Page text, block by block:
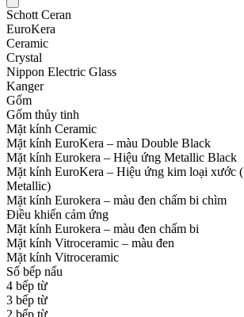
Schott Ceran
EuroKera
Ceramic
Crystal
Nippon Electric Glass
Kanger
Gốm
Gốm thủy tinh
Mặt kính Ceramic
Mặt kính EuroKera – màu Double Black
Mặt kính Eurokera – Hiệu ứng Metallic Black
Mặt kính EuroKera – Hiệu ứng kim loại xước (
Metallic)
Mặt kính Eurokera – màu đen chấm bi chìm
Điều khiển cảm ứng
Mặt kính Eurokera – màu đen chấm bi
Mặt kính Vitroceramic – màu đen
Mặt kính Vitroceramic
Số bếp nấu
4 bếp từ
3 bếp từ
2 bếp từ